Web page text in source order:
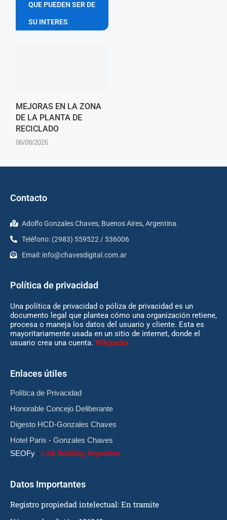
QUE PUEDEN SER DE
SU INTERES
MEJORAS EN LA ZONA
DE LA PLANTA DE
RECICLADO
06/08/2026
Contacto
Adolfo Gonzales Chaves, Buenos Aires, Argentina.
Teléfono: (2983) 559522 / 536006
Email: info@chavesdigital.com.ar
Política de privacidad
Una política de privacidad o póliza de privacidad es un
documento legal que plantea cómo una organización retiene,
procesa o maneja los datos del usuario y cliente. Esta es
mayoritariamente usada en un sitio de internet, donde el
usuario crea una cuenta. Wikipedia
Enlaces útiles
Política de Privacidad
Honorable Concejo Deliberante
Digesto HCD-Gonzales Chaves
Hotel Paris - Gonzales Chaves
SEOFy - Link Building Argentina
Datos Importantes
Registro propiedad intelectual: En tramite